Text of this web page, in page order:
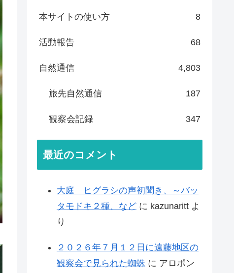
本サイトの使い方 8
活動報告 68
自然通信 4,803
旅先自然通信 187
観察会記録 347
最近のコメント
大庭 ヒグラシの声初聞き、～バッ
タモドキ２種、など に kazunaritt よ
り
２０２６年７月１２日に遠藤地区の
観察会で見られた蜘蛛 に アロポン